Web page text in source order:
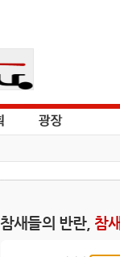
참새들의 반란, 참